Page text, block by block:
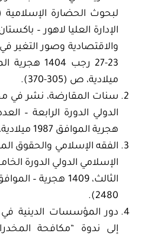
لبحوث الحضارة
الإدارة العليا لاهور –
والاقتصادية وصور التغير
ميلادية، ص (305-370).
سنات المقارضة، نشر في
هجرية الموافق 1987 ميلادية، ص (1963-1997).
الفقه الإسلامي والحقوق
الإسلامي الدولي الدورة
2480).
دور المؤسسات الدينية
إلى ندوة “مكافحة